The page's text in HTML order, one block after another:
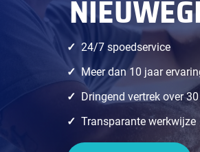
24/7 spoedservice
Meer dan 10 jaar
Dringend vertrek over
Transparante werkwijze